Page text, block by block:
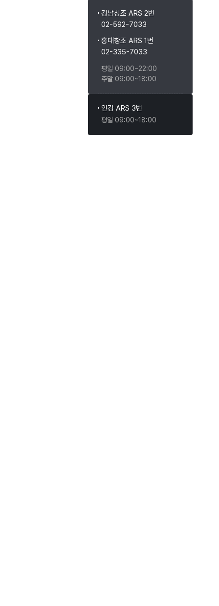
강남창조 ARS 2번
02-592-7033
홍대창조 ARS 1번
02-335-7033
평일 09:00~22:00
주말 09:00~18:00
인강 ARS 3번
평일 09:00~18:00